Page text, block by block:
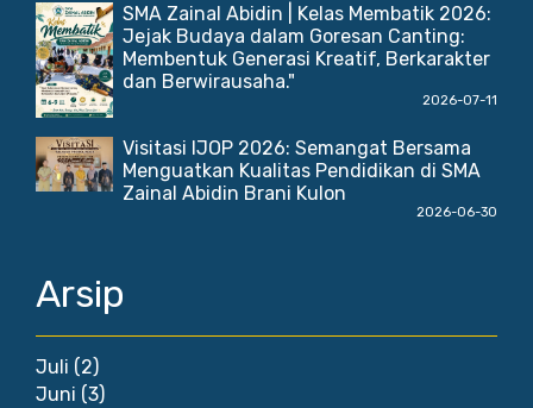
SMA Zainal Abidin | Kelas Membatik 2026:
Jejak Budaya dalam Goresan Canting:
Membentuk Generasi Kreatif, Berkarakter
dan Berwirausaha."
2026-07-11
Visitasi IJOP 2026: Semangat Bersama
Menguatkan Kualitas Pendidikan di SMA
Zainal Abidin Brani Kulon
2026-06-30
Arsip
Juli (2)
Juni (3)